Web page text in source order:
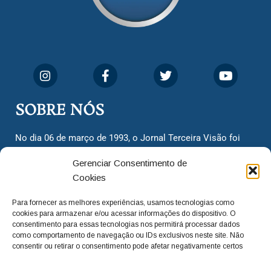
Gerenciar Consentimento de
Cookies
Para fornecer as melhores experiências, usamos tecnologias como
cookies para armazenar e/ou acessar informações do dispositivo. O
consentimento para essas tecnologias nos permitirá processar dados
como comportamento de navegação ou IDs exclusivos neste site. Não
consentir ou retirar o consentimento pode afetar negativamente certos
SOBRE NÓS
No dia 06 de março de 1993, o Jornal Terceira Visão foi
cidadãos valinhenses, já que naquela época só existiam
dois jornais. Há mais de 30 anos, o jornal continua
com o foco de trazer as melhores notícias. Nunca
deixamos de lado as necessidades do cidadão, sempre
questionando os órgãos públicos em busca de melhorias